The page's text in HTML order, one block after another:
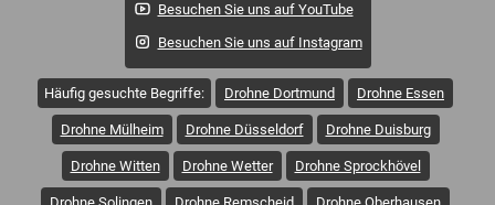
Besuchen Sie uns auf YouTube
Besuchen Sie uns auf Instagram
Häufig gesuchte Begriffe: Drohne Dortmund Drohne Essen
Drohne Mülheim Drohne Düsseldorf Drohne Duisburg
Drohne Witten Drohne Wetter Drohne Sprockhövel